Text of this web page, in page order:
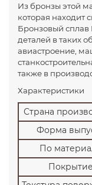
Из бронзы этой
которая находит
Бронзовый
деталей в таких
авиастроение,
также в
Характеристики
Страна
Форма
По
Покрытие